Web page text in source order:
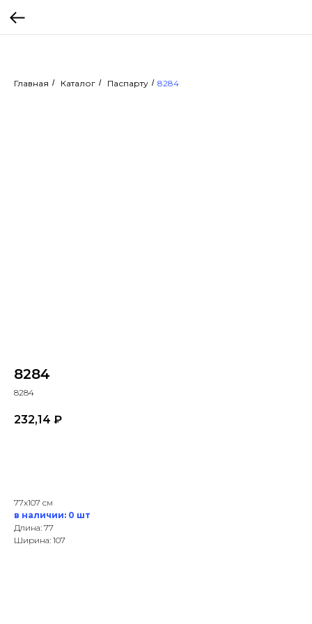
Главная / Каталог / Паспарту / 8284
8284
8284
232,14 ₽
77x107 см
в наличии: 0 шт
Длина: 77
Ширина: 107